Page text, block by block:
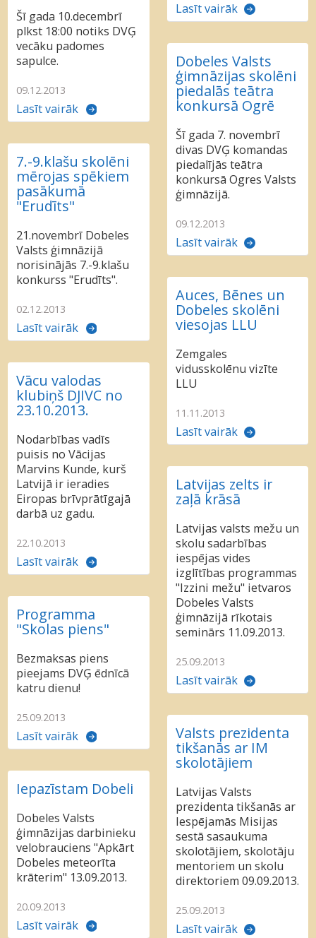
Lasīt vairāk
Šī gada 10.decembrī
plkst 18:00 notiks DVĢ
vecāku padomes
sapulce.
09.12.2013
Lasīt vairāk
Dobeles Valsts
ģimnāzijas skolēni
piedalās teātra
konkursā Ogrē
Šī gada 7. novembrī
divas DVĢ komandas
piedalījās teātra
konkursā Ogres Valsts
ģimnāzijā.
09.12.2013
Lasīt vairāk
7.-9.klašu skolēni
mērojas spēkiem
pasākumā
"Erudīts"
21.novembrī Dobeles
Valsts ģimnāzijā
norisinājās 7.-9.klašu
konkurss "Erudīts".
02.12.2013
Lasīt vairāk
Auces, Bēnes un
Dobeles skolēni
viesojas LLU
Zemgales
vidusskolēnu vizīte
LLU
11.11.2013
Lasīt vairāk
Vācu valodas
klubiņš DJIVC no
23.10.2013.
Nodarbības vadīs
puisis no Vācijas
Marvins Kunde, kurš
Latvijā ir ieradies
Eiropas brīvprātīgajā
darbā uz gadu.
22.10.2013
Lasīt vairāk
Latvijas zelts ir
zaļā krāsā
Latvijas valsts mežu un
skolu sadarbības
iespējas vides
izglītības programmas
"Izzini mežu" ietvaros
Dobeles Valsts
ģimnāzijā rīkotais
seminārs 11.09.2013.
25.09.2013
Lasīt vairāk
Programma
"Skolas piens"
Bezmaksas piens
pieejams DVĢ ēdnīcā
katru dienu!
25.09.2013
Lasīt vairāk Valsts prezidenta
tikšanās ar IM
skolotājiem
Latvijas Valsts
prezidenta tikšanās ar
Iespējamās Misijas
sestā sasaukuma
skolotājiem, skolotāju
mentoriem un skolu
direktoriem 09.09.2013.
25.09.2013
Lasīt vairāk
Iepazīstam Dobeli
Dobeles Valsts
ģimnāzijas darbinieku
velobrauciens "Apkārt
Dobeles meteorīta
krāterim" 13.09.2013.
20.09.2013
Lasīt vairāk